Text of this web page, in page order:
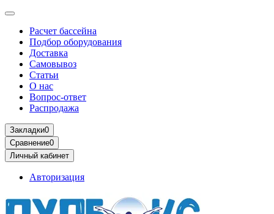
Расчет бассейна
Подбор оборудования
Доставка
Самовывоз
Статьи
О нас
Вопрос-ответ
Распродажа
Закладки0
Сравнение0
Личный кабинет
Авторизация